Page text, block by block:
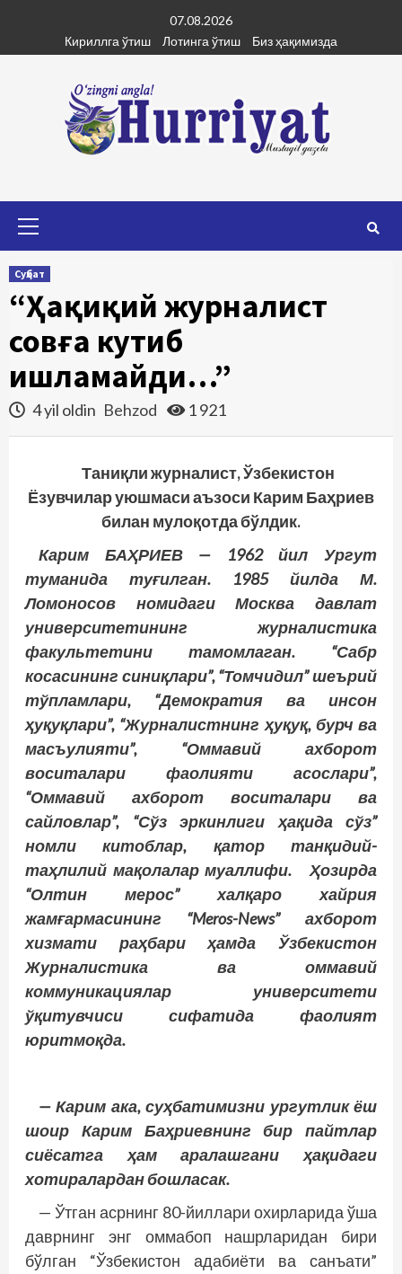
content
07.08.2026
Кириллга ўтиш
Лотинга ўтиш Биз ҳақимизда
Суҳбат
“Ҳақиқий журналист
совға кутиб
ишламайди…”
4 yil oldin Behzod 1 921
Таниқли журналист, Ўзбекистон
Ёзувчилар уюшмаси аъзоси Карим Баҳриев
билан мулоқотда бўлдик.
Карим БАҲРИЕВ — 1962 йил Ургут
туманида туғилган. 1985 йилда М.
Ломоносов номидаги Москва давлат
университетининг журналистика
факультетини тамомлаган. “Сабр
косасининг синиқлари”, “Томчидил” шеърий
тўпламлари, “Демократия ва инсон
ҳуқуқлари”, “Журналистнинг ҳуқуқ, бурч ва
масъулияти”, “Оммавий ахборот
воситалари фаолияти асос­лари”,
“Оммавий ахборот воситалари ва
сайловлар”, “Сўз эркинлиги ҳақида сўз”
номли китоблар, қатор танқидий-
таҳлилий мақолалар муаллифи. Ҳозирда
“Олтин мерос” халқаро хайрия
жамғармасининг “Meros-News” ахборот
хизмати раҳбари ҳамда Ўзбекистон
Журналистика ва оммавий
коммуникациялар университети
ўқитувчиси сифатида фаолият
юритмоқда.
— Карим ака, суҳбатимизни ургутлик ёш
шоир Карим Баҳриевнинг бир пайтлар
сиёсатга ҳам аралашгани ҳақидаги
хотиралардан бошласак.
— Ўтган асрнинг 80-йиллари охирларида ўша
даврнинг энг оммабоп нашрларидан бири
бўлган “Ўзбекистон адабиёти ва санъати”